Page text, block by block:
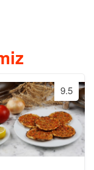
9.5